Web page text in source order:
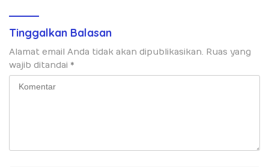
Tinggalkan Balasan
Alamat email Anda tidak akan dipublikasikan. Ruas yang
wajib ditandai *